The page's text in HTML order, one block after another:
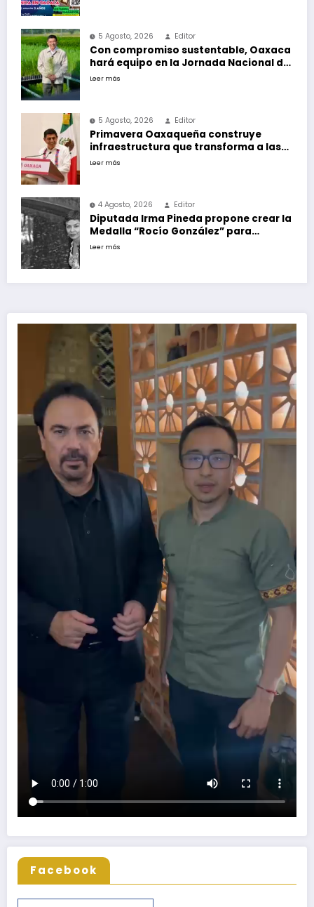
5 Agosto, 2026 Editor
Con compromiso sustentable, Oaxaca
hará equipo en la Jornada Nacional de
Reforestación 2026
Leer más
5 Agosto, 2026 Editor
Primavera Oaxaqueña construye
infraestructura que transforma a las
familias del estado
Leer más
4 Agosto, 2026 Editor
Diputada Irma Pineda propone crear la
Medalla “Rocío González” para
reconocer a escritoras y escritores de
Leer más
Facebook